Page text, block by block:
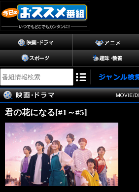
君の花になる[#1～#5]